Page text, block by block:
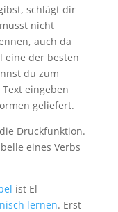
schlägt dir
nicht
auch da
eine der besten
du zum
eingeben
geliefert.
Druckfunktion.
eines Verbs
ist El
lernen. Erst